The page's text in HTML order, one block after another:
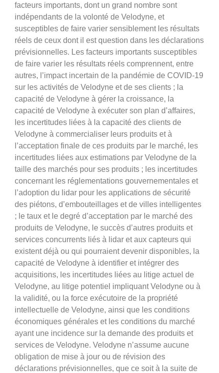
facteurs importants, dont un grand nombre sont
indépendants de la volonté de Velodyne, et
susceptibles de faire varier sensiblement les résultats
réels de ceux dont il est question dans les déclarations
prévisionnelles. Les facteurs importants susceptibles
de faire varier les résultats réels comprennent, entre
autres, l’impact incertain de la pandémie de COVID-19
sur les activités de Velodyne et de ses clients ; la
capacité de Velodyne à gérer la croissance, la
capacité de Velodyne à exécuter son plan d’affaires,
les incertitudes liées à la capacité des clients de
Velodyne à commercialiser leurs produits et à
l’acceptation finale de ces produits par le marché, les
incertitudes liées aux estimations par Velodyne de la
taille des marchés pour ses produits ; les incertitudes
concernant les réglementations gouvernementales et
l’adoption du lidar pour les applications de sécurité
des piétons, d’embouteillages et de villes intelligentes
; le taux et le degré d’acceptation par le marché des
produits de Velodyne, le succès d’autres produits et
services concurrents liés à lidar et aux capteurs qui
existent déjà ou qui pourraient devenir disponibles, la
capacité de Velodyne à identifier et intégrer des
acquisitions, les incertitudes liées au litige actuel de
Velodyne, au litige potentiel impliquant Velodyne ou à
la validité, ou la force exécutoire de la propriété
intellectuelle de Velodyne, ainsi que les conditions
économiques générales et les conditions du marché
ayant une incidence sur la demande des produits et
services de Velodyne. Velodyne n’assume aucune
obligation de mise à jour ou de révision des
déclarations prévisionnelles, que ce soit à la suite de